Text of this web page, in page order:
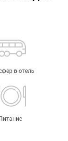
в отель